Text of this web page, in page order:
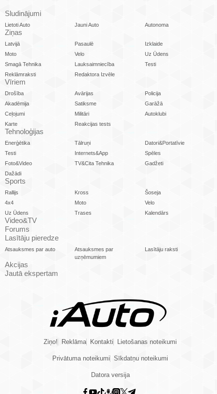
Sludinājumi
Lietoti Auto Jauni Auto Autonoma
Ziņas
Latvijā Pasaulē
Izklaide
Moto
Velo
Uz Ūdens
Smagā Tehnika
Lauksaimniecība
Testi
Reklāmraksti
Redaktora Izvēle
Vīriem
Drošība Avārijas
Policija
Akadēmija
Satiksme
Garāžā
Ceļojumi
Militāri
Autoklubi
Karte
Reakcijas tests
Tehnoloģijas
Enerģētika Tālruņi
Datori&Portatīvie
Testi
Internets&App
Spēles
Foto&Video
TV&Cita Tehnika
Gadžeti
Dažādi
Sports
Rallijs Kross
Šoseja
4x4
Moto
Velo
Uz Ūdens
Trases Kalendārs
Video&TV
Forums
Lasītāju pieredze
Atsauksmes par auto
Atsauksmes par
uzņēmumiem
Lasītāju raksti
Akcijas
Jautā ekspertam
Ziņo! Reklāma Kontakti Lietošanas noteikumi
Privātuma noteikumi Sīkdatņu noteikumi
Datora versija